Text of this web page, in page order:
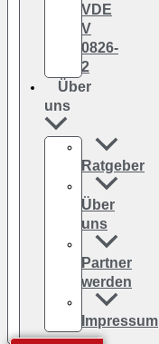
VDE
V
0826-
2
Über
uns
Ratgeber
Über
uns
Partner
werden
Impressum